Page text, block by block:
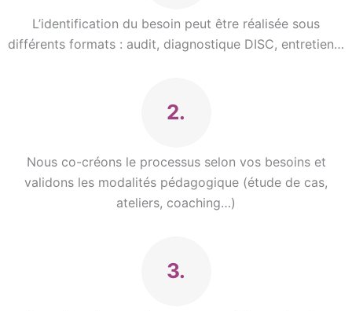
L’identification du besoin peut être réalisée sous
différents formats : audit, diagnostique DISC, entretien…
2.
Nous co-créons le processus selon vos besoins et
validons les modalités pédagogique (étude de cas,
ateliers, coaching…)
3.